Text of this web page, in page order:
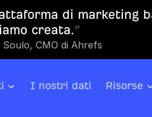
di marketing
creata.”
Soulo, CMO di Ahrefs
I nostri dati Risorse